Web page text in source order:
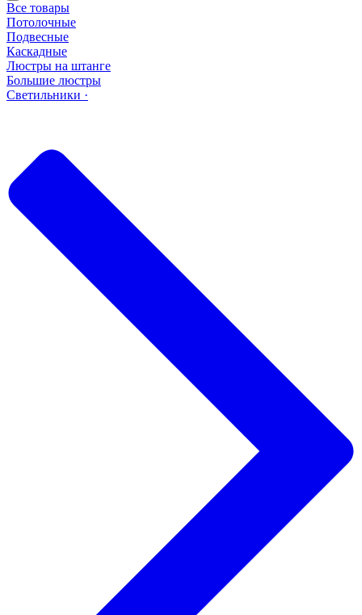
Все товары
Потолочные
Подвесные
Каскадные
Люстры на штанге
Большие люстры
Светильники ·